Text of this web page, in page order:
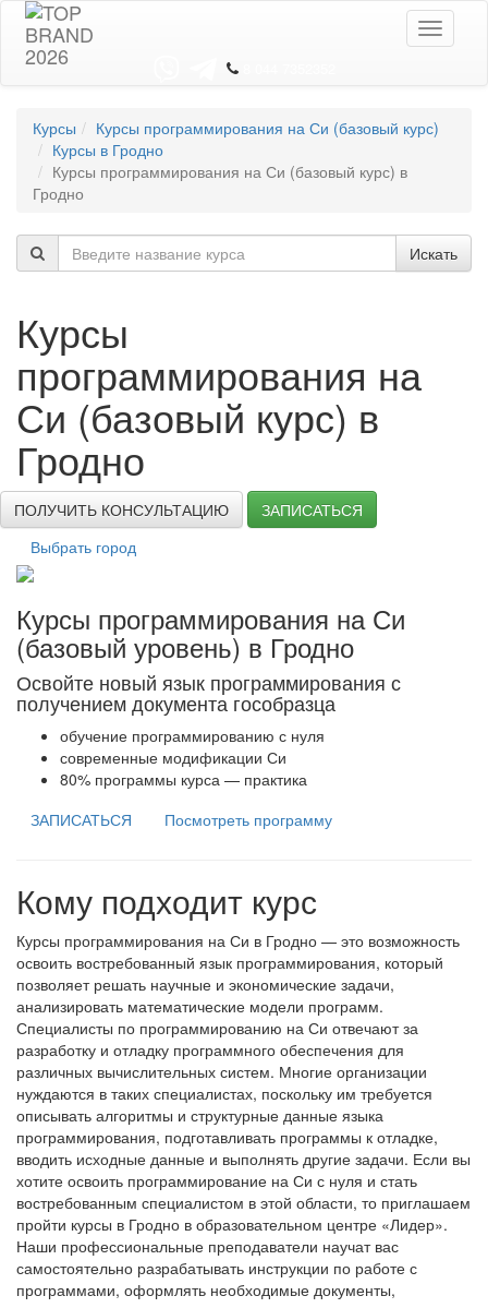
Toggle
Курсы
Курсы программирования на Си (базовый курс)
Курсы в Гродно
Курсы программирования на Си (базовый курс) в
Гродно
Искать
Курсы
программирования на
Си (базовый курс) в
Гродно
ПОЛУЧИТЬ КОНСУЛЬТАЦИЮ
ЗАПИСАТЬСЯ
Выбрать город
Курсы программирования на Си
(базовый уровень) в Гродно
Освойте новый язык программирования с
получением документа гособразца
обучение программированию с нуля
современные модификации Си
80% программы курса — практика
ЗАПИСАТЬСЯ
Посмотреть программу
Кому подходит курс
Курсы программирования на Си в Гродно — это возможность
освоить востребованный язык программирования, который
позволяет решать научные и экономические задачи,
анализировать математические модели программ.
Специалисты по программированию на Си отвечают за
разработку и отладку программного обеспечения для
различных вычислительных систем. Многие организации
нуждаются в таких специалистах, поскольку им требуется
описывать алгоритмы и структурные данные языка
программирования, подготавливать программы к отладке,
вводить исходные данные и выполнять другие задачи. Если вы
хотите освоить программирование на Си с нуля и стать
востребованным специалистом в этой области, то приглашаем
пройти курсы в Гродно в образовательном центре «Лидер».
Наши профессиональные преподаватели научат вас
самостоятельно разрабатывать инструкции по работе с
программами, оформлять необходимые документы,